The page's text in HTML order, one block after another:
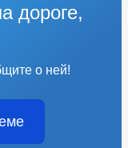
дороге,
о ней!